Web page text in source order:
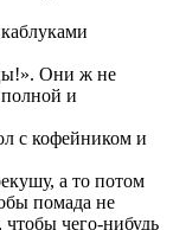
Они ж не
и
с кофейником и
а то потом
помада не
чего-нибудь